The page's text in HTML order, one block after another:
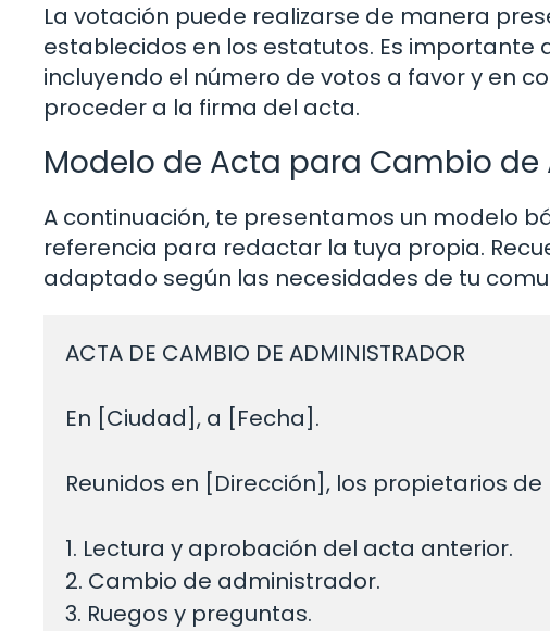
La votación puede realizarse de manera
establecidos en los estatutos. Es importante
incluyendo el número de votos a favor y en
proceder a la firma del acta.
Modelo de Acta para Cambio
A continuación, te presentamos un modelo
referencia para redactar la tuya propia.
adaptado según las necesidades de tu
ACTA DE CAMBIO DE ADMINISTRADOR
En [Ciudad], a [Fecha].
Reunidos en [Dirección], los propietarios
1. Lectura y aprobación del acta anterior.
2. Cambio de administrador.
3. Ruegos y preguntas.